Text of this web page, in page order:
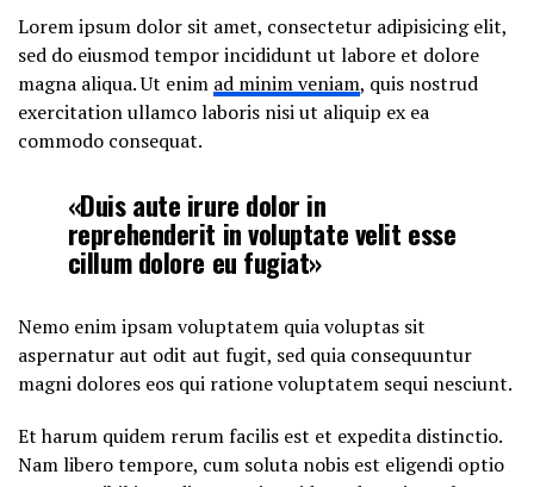
Lorem ipsum dolor sit amet, consectetur adipisicing elit,
sed do eiusmod tempor incididunt ut labore et dolore
magna aliqua. Ut enim ad minim veniam, quis nostrud
exercitation ullamco laboris nisi ut aliquip ex ea
commodo consequat.
«Duis aute irure dolor in
reprehenderit in voluptate velit esse
cillum dolore eu fugiat»
Nemo enim ipsam voluptatem quia voluptas sit
aspernatur aut odit aut fugit, sed quia consequuntur
magni dolores eos qui ratione voluptatem sequi nesciunt.
Et harum quidem rerum facilis est et expedita distinctio.
Nam libero tempore, cum soluta nobis est eligendi optio